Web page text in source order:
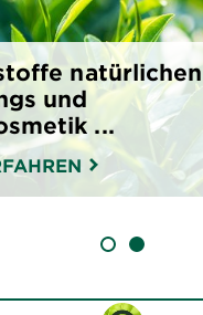
natürlichen
und
...
SLIDE 1SLIDE 2